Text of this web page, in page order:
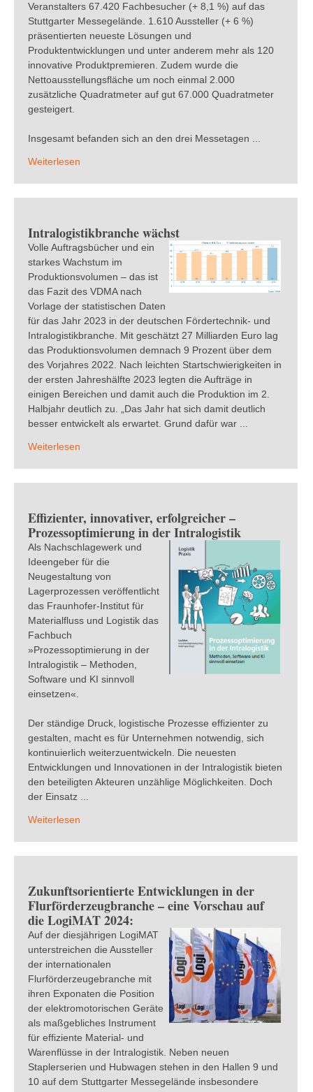
Veranstalters 67.420 Fachbesucher (+ 8,1 %) auf das
Stuttgarter Messegelände. 1.610 Aussteller (+ 6 %)
präsentierten neueste Lösungen und
Produktentwicklungen und unter anderem mehr als 120
innovative Produktpremieren. Zudem wurde die
Nettoausstellungsfläche um noch einmal 2.000
zusätzliche Quadratmeter auf gut 67.000 Quadratmeter
gesteigert.
Insgesamt befanden sich an den drei Messetagen ...
Weiterlesen
Intralogistikbranche wächst
Volle Auftragsbücher und ein
starkes Wachstum im
Produktionsvolumen – das ist
das Fazit des VDMA nach
Vorlage der statistischen Daten
für das Jahr 2023 in der deutschen Fördertechnik- und
Intralogistikbranche. Mit geschätzt 27 Milliarden Euro lag
das Produktionsvolumen demnach 9 Prozent über dem
des Vorjahres 2022. Nach leichten Startschwierigkeiten in
der ersten Jahreshälfte 2023 legten die Aufträge in
einigen Bereichen und damit auch die Produktion im 2.
Halbjahr deutlich zu. „Das Jahr hat sich damit deutlich
besser entwickelt als erwartet. Grund dafür war ...
Weiterlesen
Effizienter, innovativer, erfolgreicher –
Prozessoptimierung in der Intralogistik
Als Nachschlagewerk und
Ideengeber für die
Neugestaltung von
Lagerprozessen veröffentlicht
das Fraunhofer-Institut für
Materialfluss und Logistik das
Fachbuch
»Prozessoptimierung in der
Intralogistik – Methoden,
Software und KI sinnvoll
einsetzen«.
Der ständige Druck, logistische Prozesse effizienter zu
gestalten, macht es für Unternehmen notwendig, sich
kontinuierlich weiterzuentwickeln. Die neuesten
Entwicklungen und Innovationen in der Intralogistik bieten
den beteiligten Akteuren unzählige Möglichkeiten. Doch
der Einsatz ...
Weiterlesen
Zukunftsorientierte Entwicklungen in der
Flurförderzeugbranche – eine Vorschau auf
die LogiMAT 2024:
Auf der diesjährigen LogiMAT
unterstreichen die Aussteller
der internationalen
Flurförderzeugebranche mit
ihren Exponaten die Position
der elektromotorischen Geräte
als maßgebliches Instrument
für effiziente Material- und
Warenflüsse in der Intralogistik. Neben neuen
Staplerserien und Hubwagen stehen in den Hallen 9 und
10 auf dem Stuttgarter Messegelände insbesondere